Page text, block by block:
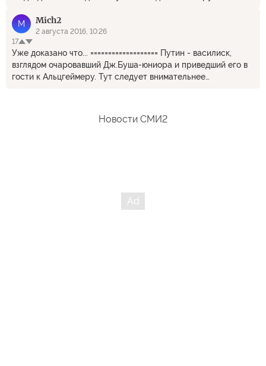
M Mich2
2 августа 2016, 10:26
17
Уже доказано что... =================== Путин - василиск,
взглядом очаровавший Дж.Буша-юниора и приведший его в
гости к Альцгеймеру. Тут следует внимательнее
плясать под его дудку. Ну, это же очевидно, ведь
любопытно-то.:) Путин - медиум-литератор, он запросто
переписывает историю, так во всех официальных отчётах
Новости СМИ2